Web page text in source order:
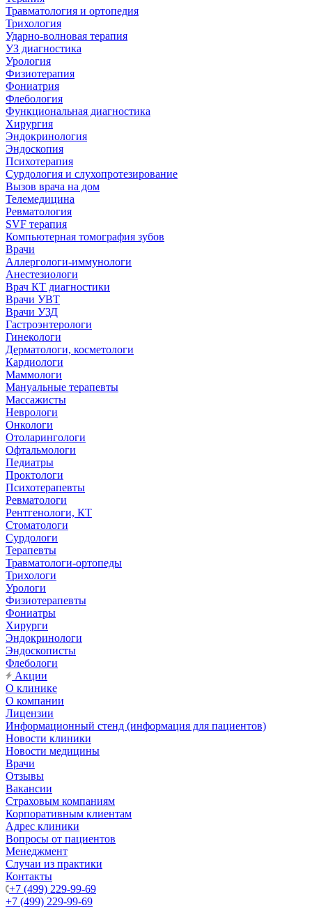
Травматология и ортопедия
Трихология
Ударно-волновая терапия
УЗ диагностика
Урология
Физиотерапия
Фониатрия
Флебология
Функциональная диагностика
Хирургия
Эндокринология
Эндоскопия
Психотерапия
Сурдология и слухопротезирование
Вызов врача на дом
Телемедицина
Ревматология
SVF терапия
Компьютерная томография зубов
Врачи
Аллергологи-иммунологи
Анестезиологи
Врач КТ диагностики
Врачи УВТ
Врачи УЗД
Гастроэнтерологи
Гинекологи
Дерматологи, косметологи
Кардиологи
Маммологи
Мануальные терапевты
Массажисты
Неврологи
Онкологи
Отоларингологи
Офтальмологи
Педиатры
Проктологи
Психотерапевты
Ревматологи
Рентгенологи, КТ
Стоматологи
Сурдологи
Терапевты
Травматологи-ортопеды
Трихологи
Урологи
Физиотерапевты
Фониатры
Хирурги
Эндокринологи
Эндоскописты
Флебологи
Акции
О клинике
О компании
Лицензии
Информационный стенд (информация для пациентов)
Новости клиники
Новости медицины
Врачи
Отзывы
Вакансии
Страховым компаниям
Корпоративным клиентам
Адрес клиники
Вопросы от пациентов
Менеджмент
Случаи из практики
Контакты
+7 (499) 229-99-69
+7 (499) 229-99-69